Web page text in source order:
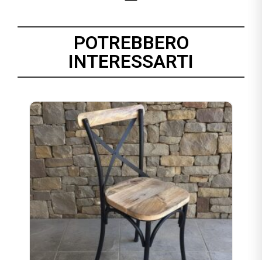
POTREBBERO
INTERESSARTI